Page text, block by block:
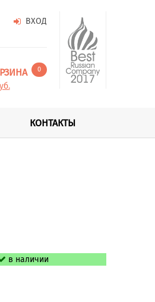
ВХОД
0
КОНТАКТЫ
в наличии